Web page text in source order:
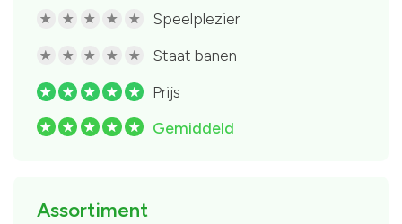
R R R R R Speelplezier
R R R R R Staat banen
R R R R R Prijs
R R R R R Gemiddeld
Assortiment